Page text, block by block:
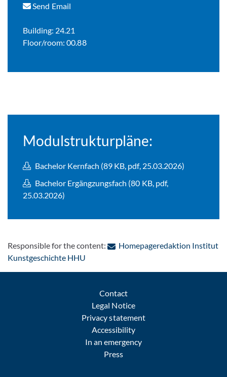
Send Email
Building: 24.21
Floor/room: 00.88
Modulstrukturpläne:
Bachelor Kernfach (89 KB, pdf, 25.03.2026)
Bachelor Ergängzungsfach (80 KB, pdf,
25.03.2026)
Responsible for the content:
Homepageredaktion Institut
Kunstgeschichte HHU
Contact
Legal Notice
Privacy statement
Accessibility
In an emergency
Press